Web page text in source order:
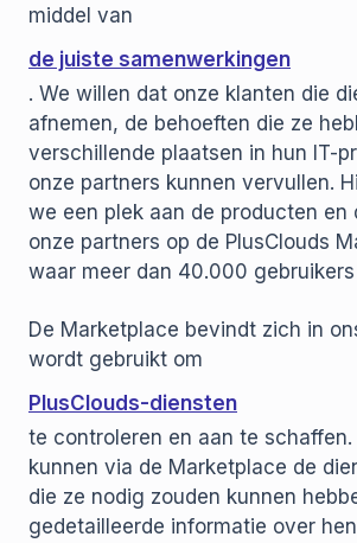
middel van
de juiste samenwerkingen
. We willen dat onze klanten die
afnemen, de behoeften die ze
verschillende plaatsen in hun IT-
onze partners kunnen vervullen.
we een plek aan de producten en
onze partners op de PlusClouds
waar meer dan 40.000 gebruikers
De Marketplace bevindt zich in
wordt gebruikt om
PlusClouds-diensten
te controleren en aan te schaffen.
kunnen via de Marketplace de
die ze nodig zouden kunnen
gedetailleerde informatie over